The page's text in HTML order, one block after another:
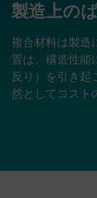
製造上の
複合材料は製造
置は、構造性能
反り）を引き起
然としてコスト